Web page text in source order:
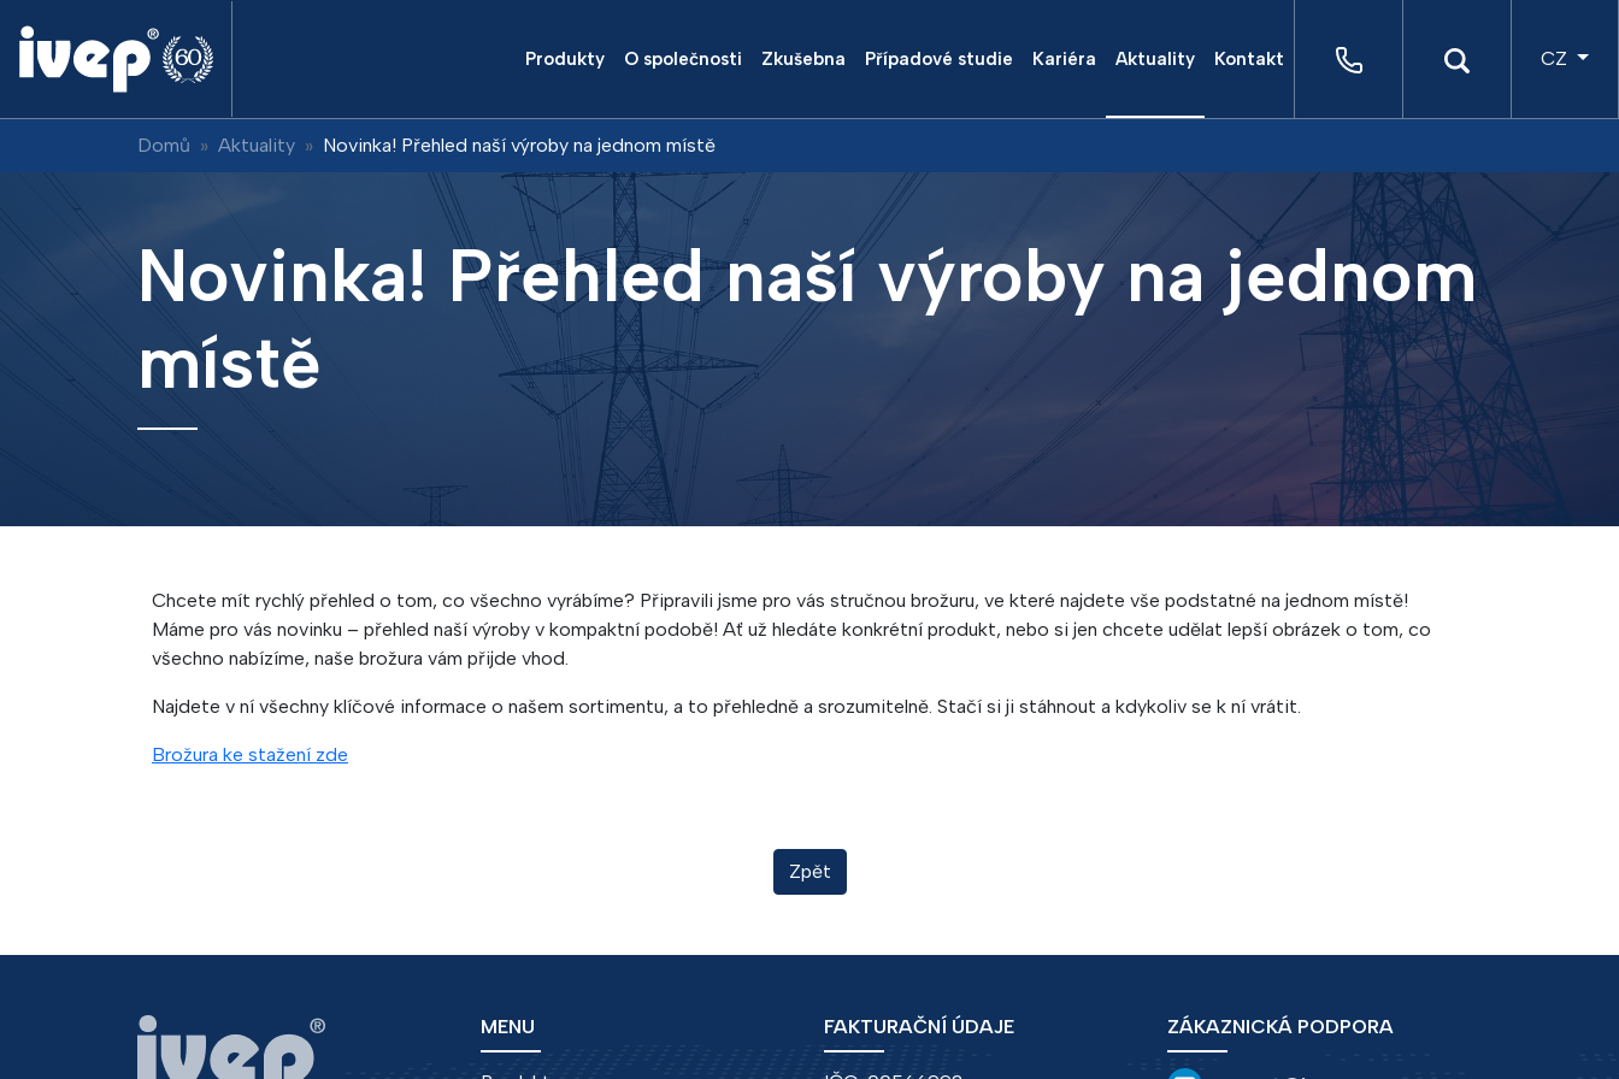
Produkty O společnosti Zkušebna Případové studie Kariéra Aktuality Kontakt CZ
Domů Aktuality Novinka! Přehled naší výroby na jednom místě
Novinka! Přehled naší výroby na jednom
místě
Chcete mít rychlý přehled o tom, co všechno vyrábíme? Připravili jsme pro vás stručnou brožuru, ve které najdete vše podstatné na jednom místě!
Máme pro vás novinku – přehled naší výroby v kompaktní podobě! Ať už hledáte konkrétní produkt, nebo si jen chcete udělat lepší obrázek o tom, co
všechno nabízíme, naše brožura vám přijde vhod.
Najdete v ní všechny klíčové informace o našem sortimentu, a to přehledně a srozumitelně. Stačí si ji stáhnout a kdykoliv se k ní vrátit.
Brožura ke stažení zde
Zpět
MENU FAKTURAČNÍ ÚDAJE ZÁKAZNICKÁ PODPORA